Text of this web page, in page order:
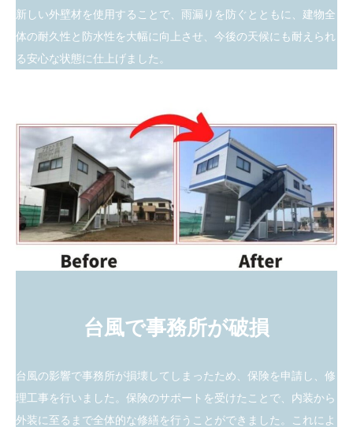
新しい外壁材を使用することで、雨漏りを防ぐとともに、建物全
体の耐久性と防水性を大幅に向上させ、今後の天候にも耐えられ
る安心な状態に仕上げました。
台風で事務所が破損
台風の影響で事務所が損壊してしまったため、保険を申請し、修
理工事を行いました。保険のサポートを受けたことで、内装から
外装に至るまで全体的な修繕を行うことができました。これによ